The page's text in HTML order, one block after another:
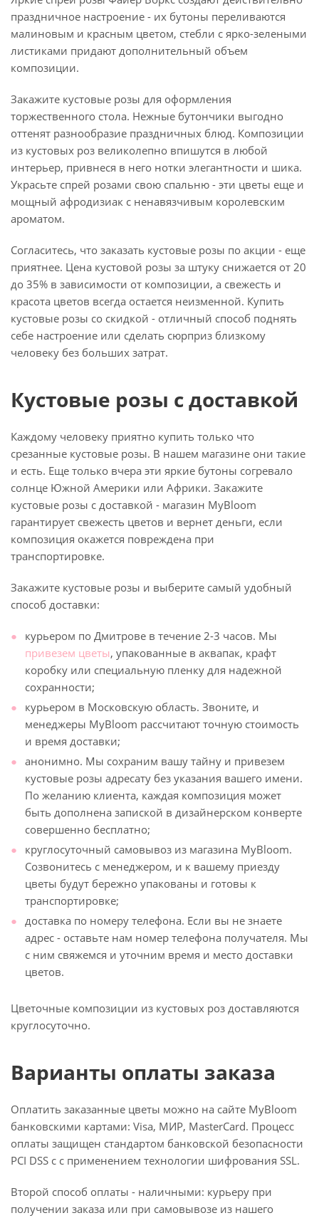
праздничное настроение - их бутоны переливаются
малиновым и красным цветом, стебли с ярко-зелеными
листиками придают дополнительный объем
композиции.
Закажите кустовые розы для оформления
торжественного стола. Нежные бутончики выгодно
оттенят разнообразие праздничных блюд. Композиции
из кустовых роз великолепно впишутся в любой
интерьер, привнеся в него нотки элегантности и шика.
Украсьте спрей розами свою спальню - эти цветы еще и
мощный афродизиак с ненавязчивым королевским
ароматом.
Согласитесь, что заказать кустовые розы по акции - еще
приятнее. Цена кустовой розы за штуку снижается от 20
до 35% в зависимости от композиции, а свежесть и
красота цветов всегда остается неизменной. Купить
кустовые розы со скидкой - отличный способ поднять
себе настроение или сделать сюрприз близкому
человеку без больших затрат.
Кустовые розы с доставкой
Каждому человеку приятно купить только что
срезанные кустовые розы. В нашем магазине они такие
и есть. Еще только вчера эти яркие бутоны согревало
солнце Южной Америки или Африки. Закажите
кустовые розы с доставкой - магазин MyBloom
гарантирует свежесть цветов и вернет деньги, если
композиция окажется повреждена при
транспортировке.
Закажите кустовые розы и выберите самый удобный
способ доставки:
курьером по Дмитрове в течение 2-3 часов. Мы
привезем цветы, упакованные в аквапак, крафт
коробку или специальную пленку для надежной
сохранности;
курьером в Московскую область. Звоните, и
менеджеры MyBloom рассчитают точную стоимость
и время доставки;
анонимно. Мы сохраним вашу тайну и привезем
кустовые розы адресату без указания вашего имени.
По желанию клиента, каждая композиция может
быть дополнена запиской в дизайнерском конверте
совершенно бесплатно;
круглосуточный самовывоз из магазина MyBloom.
Созвонитесь с менеджером, и к вашему приезду
цветы будут бережно упакованы и готовы к
транспортировке;
доставка по номеру телефона. Если вы не знаете
адрес - оставьте нам номер телефона получателя. Мы
с ним свяжемся и уточним время и место доставки
цветов.
Цветочные композиции из кустовых роз доставляются
круглосуточно.
Варианты оплаты заказа
Оплатить заказанные цветы можно на сайте MyBloom
банковскими картами: Visa, МИР, MasterCard. Процесс
оплаты защищен стандартом банковской безопасности
PCI DSS с с применением технологии шифрования SSL.
Второй способ оплаты - наличными: курьеру при
получении заказа или при самовывозе из нашего